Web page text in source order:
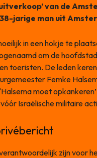
van de
jarige man uit
in een hokje te
om de
toeristen. De leden
Femke
moet
Israëlische militaire
zijn voor